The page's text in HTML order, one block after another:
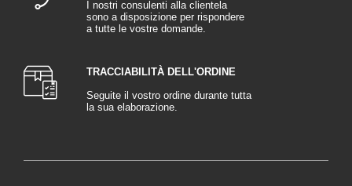
essere riparate e la superficie deve essere levigata per garantire
un'adesione ottimale.
Le parti del veicolo che non devono essere verniciate, come i finestrini, i fari
e le finiture, devono essere accuratamente mascherate e protette
adesivoe
. In questo modo si evita di contaminare le aree non
I nostri consulenti alla clientela
sono a disposizione per rispondere
a tutte le vostre domande.
TRACCIABILITÀ DELL'ORDINE
Seguite il vostro ordine durante tutta
la sua elaborazione.